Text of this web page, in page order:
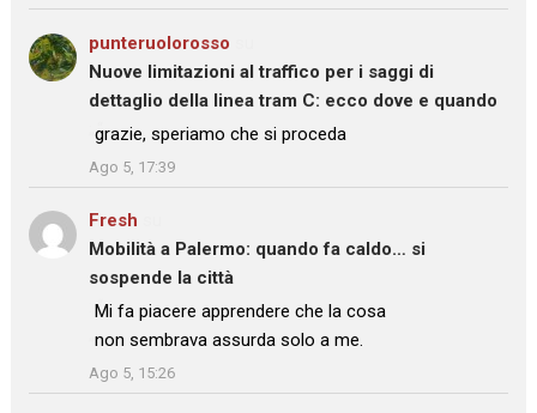
punteruolorosso
Nuove limitazioni al traffico per i saggi di
dettaglio della linea tram C: ecco dove e quando
: “
grazie, speriamo che si proceda
”
Ago 5, 17:39
Fresh
Mobilità a Palermo: quando fa caldo… si
sospende la città
: “Mi fa piacere apprendere che la cosa
non sembrava assurda solo a me.
”
Ago 5, 15:26